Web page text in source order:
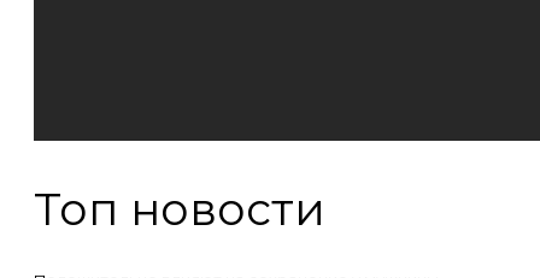
Топ новости